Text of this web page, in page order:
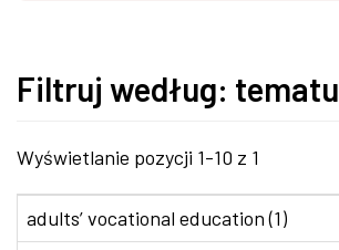
Filtruj według: tematu
Wyświetlanie pozycji 1-10 z 1
adults’ vocational education (1)